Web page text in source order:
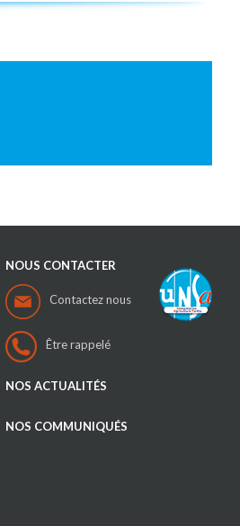
NOUS CONTACTER
Contactez nous
Être rappelé
NOS ACTUALITÉS
NOS COMMUNIQUÉS